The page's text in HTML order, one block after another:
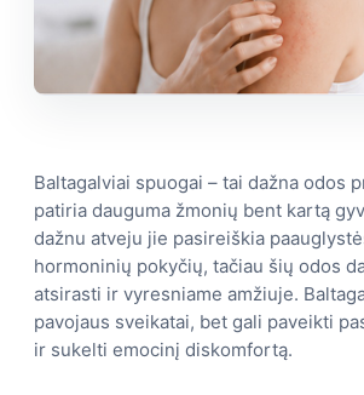
Baltagalviai spuogai – tai dažna odos
patiria dauguma žmonių bent kartą
dažnu atveju jie pasireiškia
hormoninių pokyčių, tačiau šių odos
atsirasti ir vyresniame amžiuje.
pavojaus sveikatai, bet gali paveikti
ir sukelti emocinį diskomfortą.